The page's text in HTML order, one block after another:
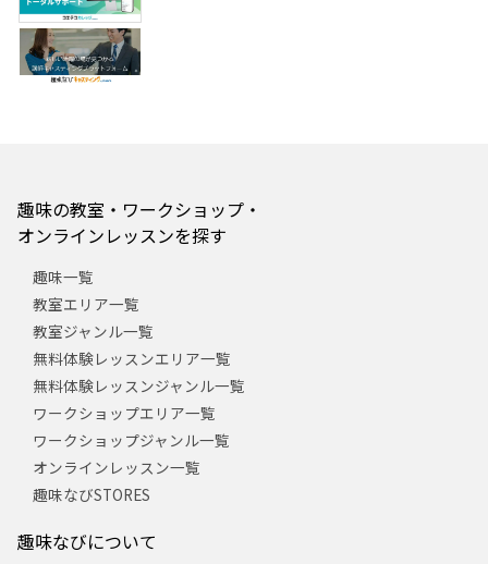
趣味の教室・ワークショップ・
オンラインレッスンを探す
趣味一覧
教室エリア一覧
教室ジャンル一覧
無料体験レッスンエリア一覧
無料体験レッスンジャンル一覧
ワークショップエリア一覧
ワークショップジャンル一覧
オンラインレッスン一覧
趣味なびSTORES
趣味なびについて